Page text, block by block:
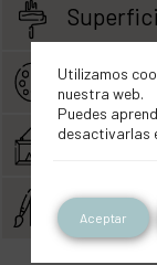
Color
Acabado
Utilizamos
nuestra web.
Puedes
desactivarlas
Aceptar